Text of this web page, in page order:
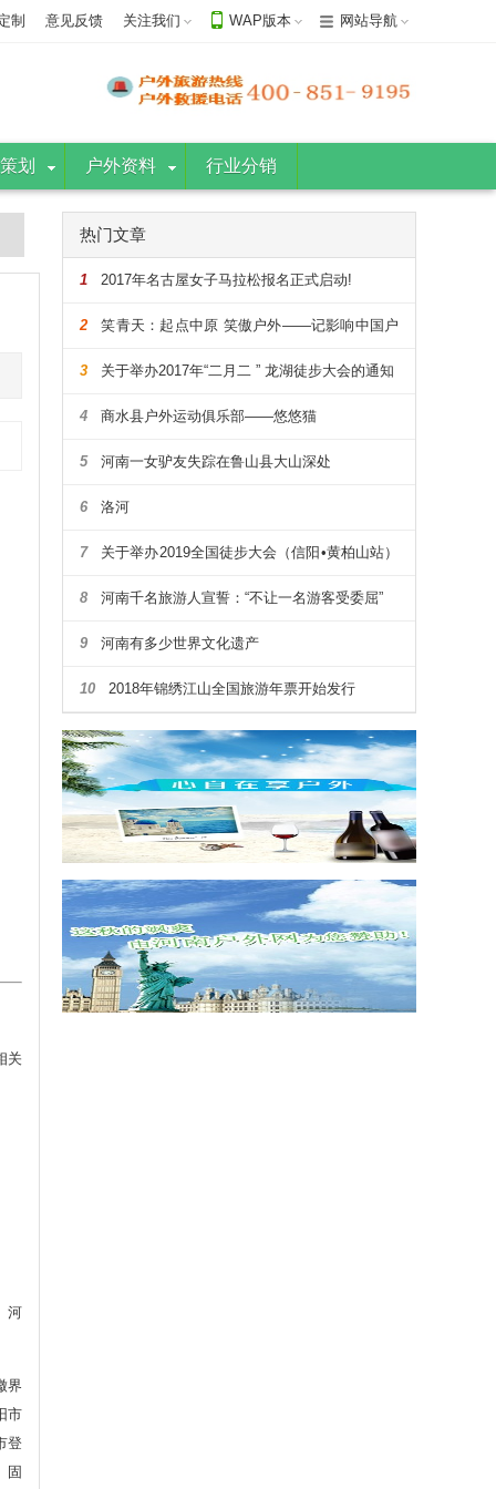
制 意见反馈 关注我们 WAP版本 网站导航
划 户外资料 行业分销
关
河
界
市
登
固
热门文章
1 2017年名古屋女子马拉松报名正式启动!
2 笑青天：起点中原 笑傲户外——记影响中国户
外的108人
3 关于举办2017年“二月二 ” 龙湖徒步大会的通知
4 商水县户外运动俱乐部——悠悠猫
5 河南一女驴友失踪在鲁山县大山深处
6 洛河
7 关于举办2019全国徒步大会（信阳•黄柏山站）
暨第四届河南省户外露营大会通知
8 河南千名旅游人宣誓：“不让一名游客受委屈”
9 河南有多少世界文化遗产
10 2018年锦绣江山全国旅游年票开始发行